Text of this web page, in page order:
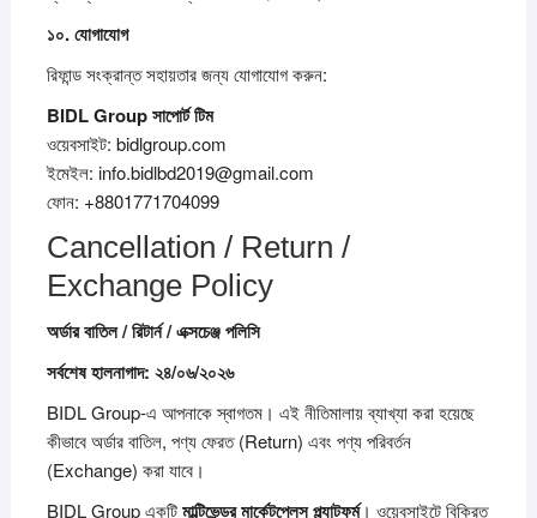
১০.যোগাযোগ
রিফান্ড সংক্রান্ত সহায়তার জন্য যোগাযোগ করুন:
BIDL Groupসাপোর্টটিম
ওয়েবসাইট: bidlgroup.com
ইমেইল: info.bidlbd2019@gmail.com
ফোন: +8801771704099
Cancellation / Return /
Exchange Policy
অর্ডারবাতিল /রিটার্ন /এক্সচেঞ্জপলিসি
সর্বশেষহালনাগাদ: ২৪/০৬/২০২৬
BIDL Group-এ আপনাকে স্বাগতম। এই নীতিমালায় ব্যাখ্যা করা হয়েছে
কীভাবে অর্ডার বাতিল, পণ্য ফেরত (Return) এবং পণ্য পরিবর্তন
(Exchange) করা যাবে।
BIDL Group একটিমাল্টিভেন্ডরমার্কেটপ্লেসপ্ল্যাটফর্ম। ওয়েবসাইটে বিক্রিত